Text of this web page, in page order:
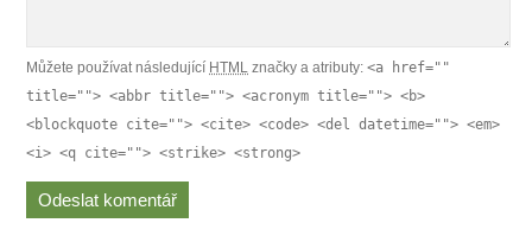
Můžete používat následující HTML značky a atributy:<a href=""
title=""> <abbr title=""> <acronym title=""> <b>
<blockquote cite=""> <cite> <code> <del datetime=""> <em>
<i> <q cite=""> <strike> <strong>